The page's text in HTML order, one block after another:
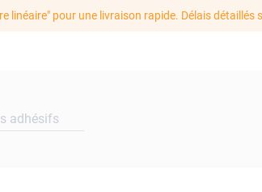
linéaire" pour une livraison rapide. Délais détaillés